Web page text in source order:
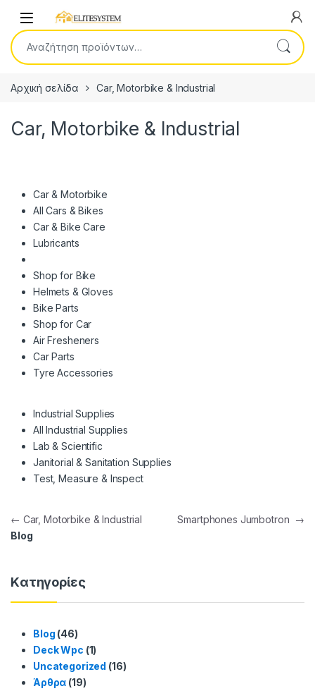
Open
Αναζήτηση για:
Αρχική σελίδα Car, Motorbike & Industrial
Car, Motorbike & Industrial
Car & Motorbike
All Cars & Bikes
Car & Bike Care
Lubricants
Shop for Bike
Helmets & Gloves
Bike Parts
Shop for Car
Air Fresheners
Car Parts
Tyre Accessories
Industrial Supplies
All Industrial Supplies
Lab & Scientific
Janitorial & Sanitation Supplies
Test, Measure & Inspect
Πλοήγηση άρθρων
← Car, Motorbike & Industrial Smartphones Jumbotron →
Blog
Kατηγορίες
Blog (46)
Deck Wpc (1)
Uncategorized (16)
Άρθρα (19)